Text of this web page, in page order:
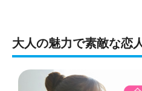
大人の魅力で素敵な恋